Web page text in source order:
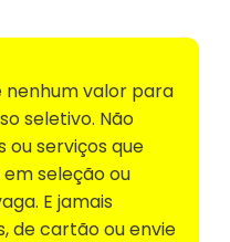
nenhum valor para
seletivo. Não
ou serviços que
seleção ou
E jamais
de cartão ou envie